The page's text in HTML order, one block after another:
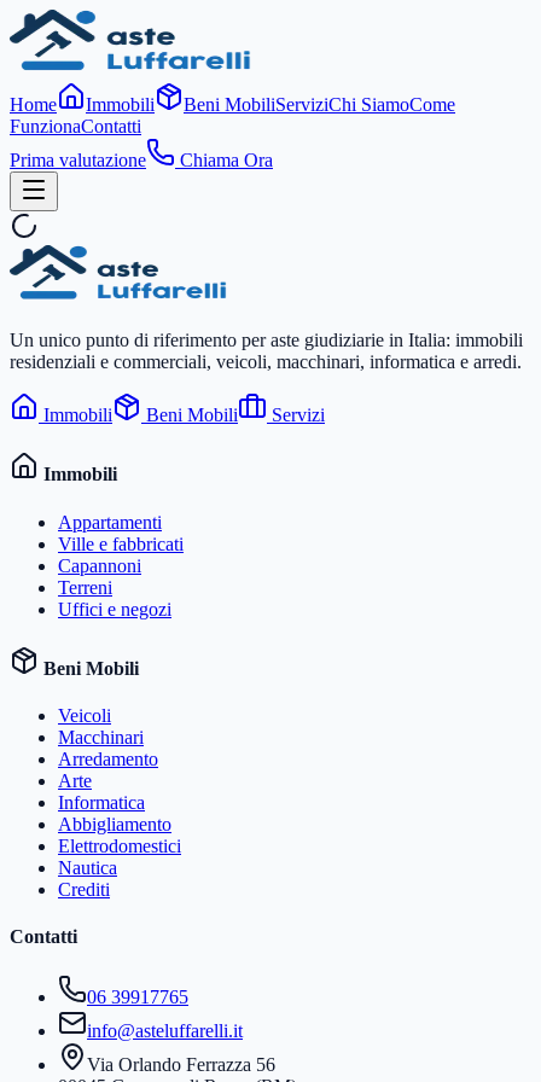
Home Immobili Beni MobiliServiziChi SiamoCome
FunzionaContatti
Prima valutazione
Chiama Ora
Un unico punto di riferimento per aste giudiziarie in Italia: immobili
residenziali e commerciali, veicoli, macchinari, informatica e arredi.
Immobili Beni Mobili Servizi
Immobili
Appartamenti
Ville e fabbricati
Capannoni
Terreni
Uffici e negozi
Beni Mobili
Veicoli
Macchinari
Arredamento
Arte
Informatica
Abbigliamento
Elettrodomestici
Nautica
Crediti
Contatti
06 39917765
info@asteluffarelli.it
Via Orlando Ferrazza 56